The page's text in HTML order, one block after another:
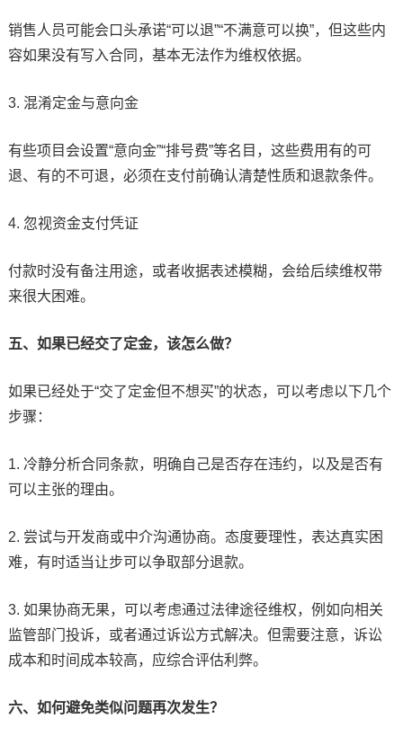
销售人员可能会口头承诺“可以退”“不满意可以换”，但这些内
容如果没有写入合同，基本无法作为维权依据。
3. 混淆定金与意向金
有些项目会设置“意向金”“排号费”等名目，这些费用有的可
退、有的不可退，必须在支付前确认清楚性质和退款条件。
4. 忽视资金支付凭证
付款时没有备注用途，或者收据表述模糊，会给后续维权带
来很大困难。
五、如果已经交了定金，该怎么做？
如果已经处于“交了定金但不想买”的状态，可以考虑以下几个
步骤：
1. 冷静分析合同条款，明确自己是否存在违约，以及是否有
可以主张的理由。
2. 尝试与开发商或中介沟通协商。态度要理性，表达真实困
难，有时适当让步可以争取部分退款。
3. 如果协商无果，可以考虑通过法律途径维权，例如向相关
监管部门投诉，或者通过诉讼方式解决。但需要注意，诉讼
成本和时间成本较高，应综合评估利弊。
六、如何避免类似问题再次发生？